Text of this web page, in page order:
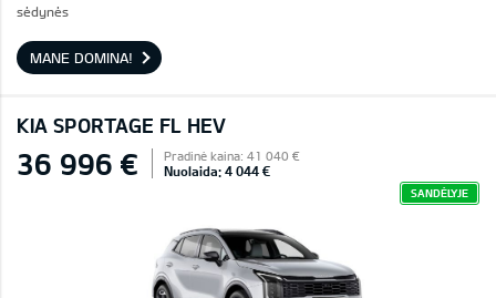
sėdynės
MANE DOMINA!
KIA SPORTAGE FL HEV
36 996 € Pradinė kaina: 41 040 €
Nuolaida: 4 044 €
SANDĖLYJE